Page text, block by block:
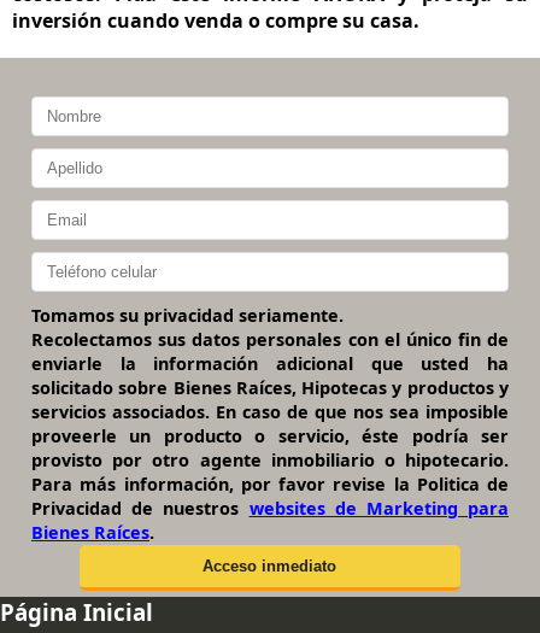
inversión cuando venda o compre su casa.
Tomamos su privacidad seriamente.
Recolectamos sus datos personales con el único fin de
enviarle la información adicional que usted ha
solicitado sobre Bienes Raíces, Hipotecas y productos y
servicios associados. En caso de que nos sea imposible
proveerle un producto o servicio, éste podría ser
provisto por otro agente inmobiliario o hipotecario.
Para más información, por favor revise la Politica de
Privacidad de nuestros websites de Marketing para
Bienes Raíces.
Página Inicial